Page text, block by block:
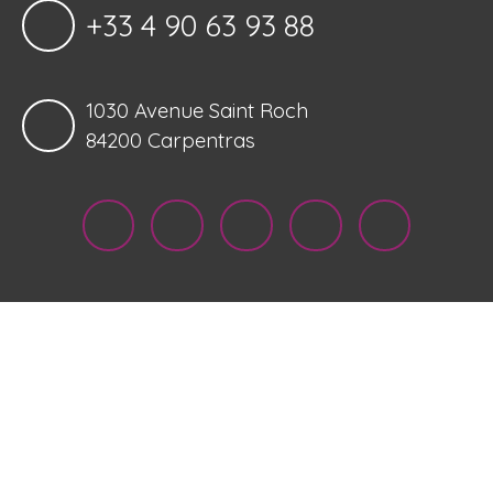
+33 4 90 63 93 88
1030 Avenue Saint Roch
84200 Carpentras